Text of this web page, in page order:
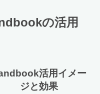
の活用
活用イメー
ジと効果